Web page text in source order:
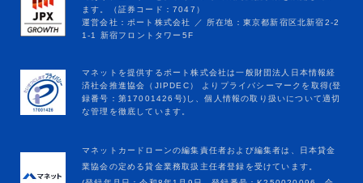
マネットカードローンの編集責任者および編集者は、日本貸金
業協会の定める貸金業務取扱主任者登録を受けています。